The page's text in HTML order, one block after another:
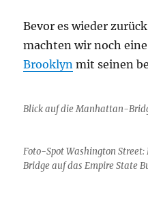
Bevor es wieder
machten wir noch
Brooklyn mit seinen
Blick auf die Manhattan-
Foto-Spot Washington
Bridge auf das Empire State